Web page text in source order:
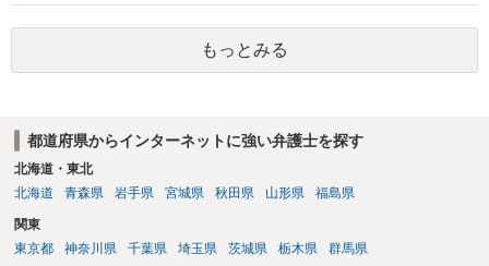
が生まれた日より五年以上前の日に生まれた者に限る。）は、一年以
下の拘禁刑又は五十万円以下の罰金に処する。 一 威迫し、偽計を用
い又は誘惑して面会を要求すること。 二 拒まれたにもかかわらず、
反復して面会を要求すること。 三 金銭その他の利益を供与し、又は
二年以下の拘禁刑又は百万円以下の罰金に処する。
もっとみる
都道府県からインターネットに強い弁護士を探す
北海道・東北
北海道
青森県 岩手県 宮城県 秋田県 山形県 福島県
関東
東京都
神奈川県 千葉県 埼玉県 茨城県 栃木県 群馬県